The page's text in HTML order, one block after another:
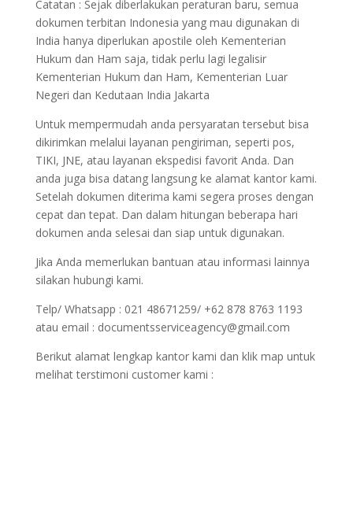
Catatan : Sejak diberlakukan peraturan baru, semua
dokumen terbitan Indonesia yang mau digunakan di
India hanya diperlukan apostile oleh Kementerian
Hukum dan Ham saja, tidak perlu lagi legalisir
Kementerian Hukum dan Ham, Kementerian Luar
Negeri dan Kedutaan India Jakarta
Untuk mempermudah anda persyaratan tersebut bisa
dikirimkan melalui layanan pengiriman, seperti pos,
TIKI, JNE, atau layanan ekspedisi favorit Anda. Dan
anda juga bisa datang langsung ke alamat kantor kami.
Setelah dokumen diterima kami segera proses dengan
cepat dan tepat. Dan dalam hitungan beberapa hari
dokumen anda selesai dan siap untuk digunakan.
Jika Anda memerlukan bantuan atau informasi lainnya
silakan hubungi kami.
Telp/ Whatsapp : 021 48671259/ +62 878 8763 1193
atau email : documentsserviceagency@gmail.com
Berikut alamat lengkap kantor kami dan klik map untuk
melihat terstimoni customer kami :